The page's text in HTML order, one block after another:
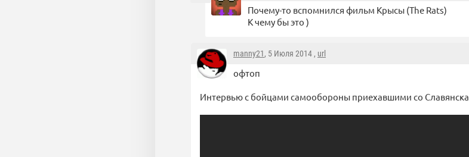
Почему-то вспомнился фильм Крысы (The Rats)
К чему бы это )
manny21, 5 Июля 2014 , url
офтоп
Интервью с бойцами самообороны приехавшими со Славянска